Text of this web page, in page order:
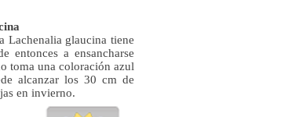
Lachenalia glaucina tiene
entonces a ensancharse
toma una coloración azul
alcanzar los 30 cm de
en invierno.